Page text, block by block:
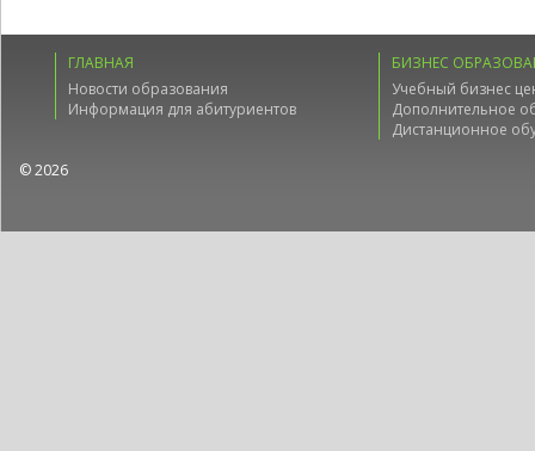
ГЛАВНАЯ
Новости образования
Информация для абитуриентов
БИЗНЕС
Учебный бизнес
Дополнительное
Дистанционное
© 2026